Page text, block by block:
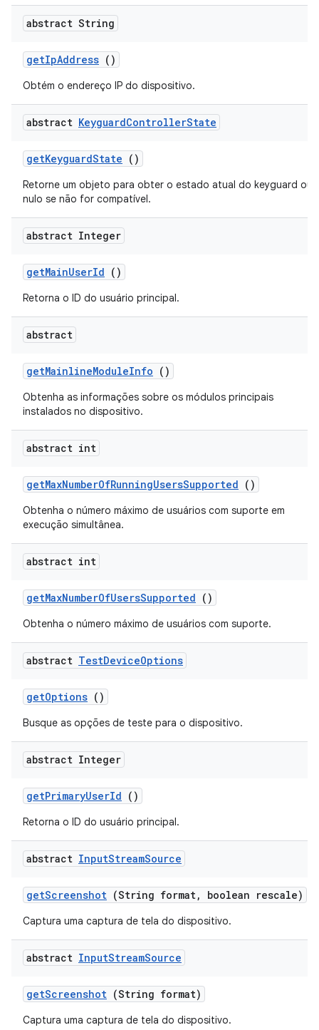
abstract String
getIpAddress ()
Obtém o endereço IP do dispositivo.
abstract KeyguardControllerState
getKeyguardState ()
Retorne um objeto para obter o estado atual do keyguard ou
nulo se não for compatível.
abstract Integer
getMainUserId ()
Retorna o ID do usuário principal.
abstract
getMainlineModuleInfo ()
Obtenha as informações sobre os módulos principais
instalados no dispositivo.
abstract int
getMaxNumberOfRunningUsersSupported ()
Obtenha o número máximo de usuários com suporte em
execução simultânea.
abstract int
getMaxNumberOfUsersSupported ()
Obtenha o número máximo de usuários com suporte.
abstract TestDeviceOptions
getOptions ()
Busque as opções de teste para o dispositivo.
abstract Integer
getPrimaryUserId ()
Retorna o ID do usuário principal.
abstract InputStreamSource
getScreenshot (String format, boolean rescale)
Captura uma captura de tela do dispositivo.
abstract InputStreamSource
getScreenshot (String format)
Captura uma captura de tela do dispositivo.